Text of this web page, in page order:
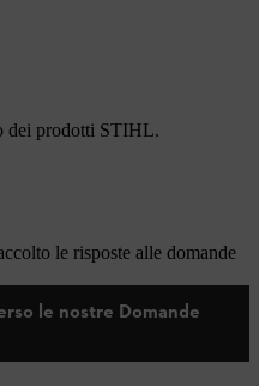
dei prodotti STIHL.
le risposte alle domande
le nostre Domande